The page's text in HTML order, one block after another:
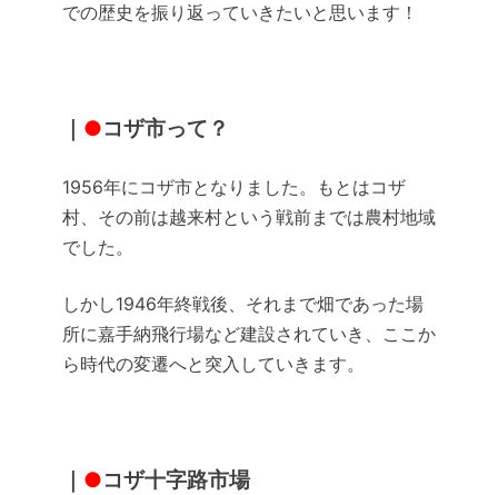
での歴史を振り返っていきたいと思います！
●コザ市って？
1956年にコザ市となりました。もとはコザ
村、その前は越来村という戦前までは農村地域
でした。
しかし1946年終戦後、それまで畑であった場
所に嘉手納飛行場など建設されていき、ここか
ら時代の変遷へと突入していきます。
●コザ十字路市場